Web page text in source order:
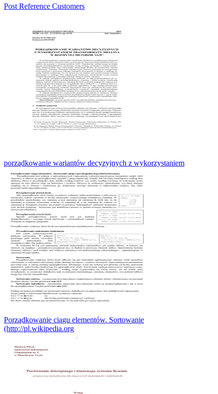
Post Reference Customers
porządkowanie wariantów decyzyjnych z wykorzystaniem
Porządkowanie ciągu elementów. Sortowanie
(http://pl.wikipedia.org